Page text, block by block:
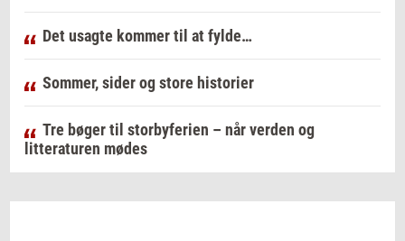
Det usagte kommer til at fylde…
Sommer, sider og store historier
Tre bøger til storbyferien – når verden og
litteraturen mødes